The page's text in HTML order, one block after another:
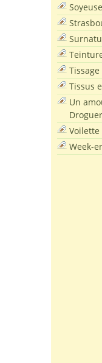
Soyeuse
Tissage
Tissus
Un
Voilette
Week-